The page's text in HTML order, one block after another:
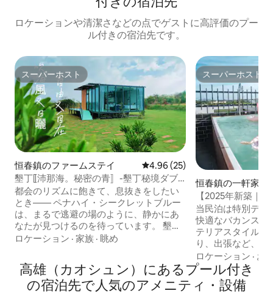
ロケーションや清潔さなどの点でゲストに高評価のプー
ル付きの宿泊先です。
スーパーホスト
スーパーホスト
恒春鎮のファームステイ レビュー25件、5つ星中4.96つ
4.96 (25)
墾丁⟦沛那海。秘密の青〛-墾丁秘境ダブ
ルヴィラ｜ペットフレンドリー・プライ
ベートプール・自由なバーベキュー・南
国の太陽を満喫-国旅カード
都会のリズムに飽きて、息抜きをしたい
とき—— ペナハイ・シークレットブルー
は、まるで逃避の場のように、静かにあ
なたが見つけるのを待っています。 墾丁
の隅に隠れて、無限の潮風と柔らかな日
があなたのために作られているかのよう
です。 「沛」は海の優しさ、真正面から
吹き付ける爽やかな風。 「ナ」は、あな
たがまだ見つけていない秘境、喧騒から
ロケーション · 家族 · 眺め
スーパーホスト
スーパーホスト
恒春鎮の一軒家
【2025年新築｜
たテーマ別民泊】
ーエリア｜KTV｜
当民泊は特別デザ
快適なバカンスの
テリアスタイルで
り、出張など、
択肢です。 ★ エレベーター設備。（高齢
者の方も、荷物の
内にはエレベー
来するのが簡単で
ロケーション · お
高雄（カオシュン）にあるプール付き
の宿泊先で人気のアメニティ・設備